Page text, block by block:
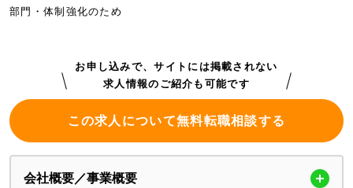
部門・体制強化のため
お申し込みで、サイトには掲載されない
求人情報のご紹介も可能です
この求人について無料転職相談する
会社概要／事業概要